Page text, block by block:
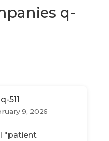
q-
511
9, 2026
"patient